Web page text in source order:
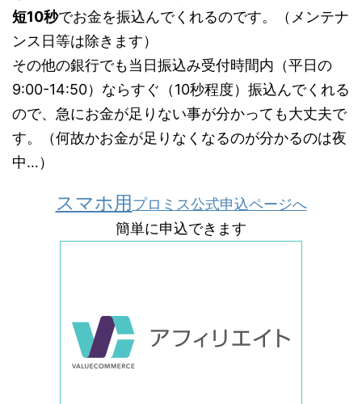
短10秒でお金を振込んでくれるのです。
（メンテナ
ンス日等は除きます）
その他の銀行でも当日振込み受付時間内（平日の
9:00-14:50）ならすぐ（10秒程度）振込んでくれる
ので、急にお金が足りない事が分かっても大丈夫で
す。
（何故かお金が足りなくなるのが分かるのは夜
中…）
スマホ用プロミス公式申込ページへ
簡単に申込できます